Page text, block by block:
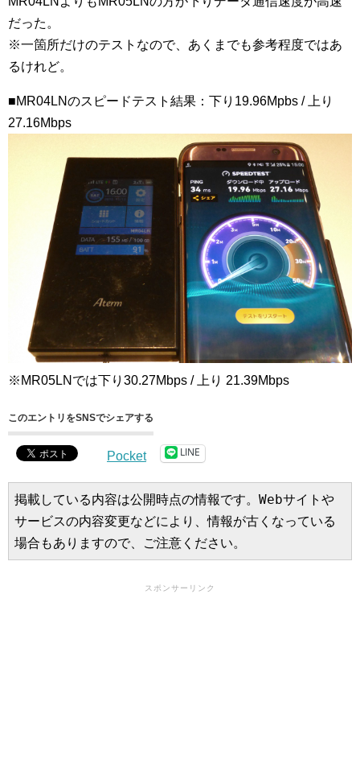
だった。
※一箇所だけのテストなので、あくまでも参考程度ではあ
るけれど。
■MR04LNのスピードテスト結果：下り19.96Mpbs / 上り
27.16Mbps
※MR05LNでは下り30.27Mbps / 上り 21.39Mbps
このエントリをSNSでシェアする
Pocket LINE
掲載している内容は公開時点の情報です。Webサイトや
サービスの内容変更などにより、情報が古くなっている
場合もありますので、ご注意ください。
スポンサーリンク